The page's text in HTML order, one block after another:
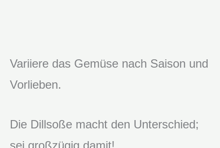
Variiere das Gemüse nach Saison und
Vorlieben.
Die Dillsoße macht den Unterschied;